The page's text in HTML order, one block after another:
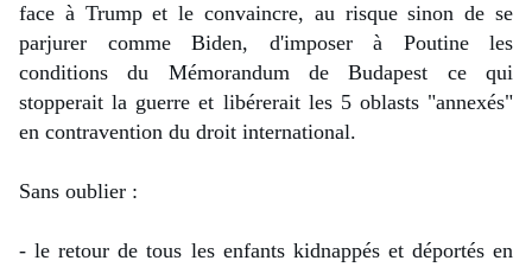
face à Trump et le convaincre, au risque sinon de se
parjurer comme Biden, d'imposer à Poutine les
conditions du Mémorandum de Budapest ce qui
stopperait la guerre et libérerait les 5 oblasts "annexés"
en contravention du droit international.
Sans oublier :
- le retour de tous les enfants kidnappés et déportés en